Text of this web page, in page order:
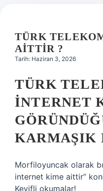
Hakkımızda
TÜRK
AITTIR ?
Tarih: Haziran 3, 2026
TÜRK
İNTERNET
KARMAŞIK
Morfiloyuncak olarak
internet kime aittir”
Keyifli okumalar!